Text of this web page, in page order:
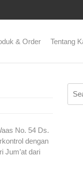
& Order Tentang
No. 54 Ds.
dengan
Jum’at dari
for: